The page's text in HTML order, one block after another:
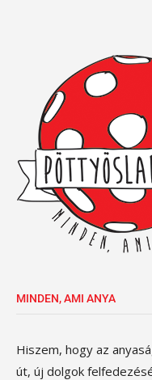
MINDEN, AMI ANYA
Hiszem, hogy az
út, új dolgok